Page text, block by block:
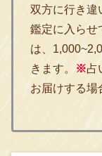
双方に行き違
鑑定に入らせ
は、
きます。
※占
お届けする場